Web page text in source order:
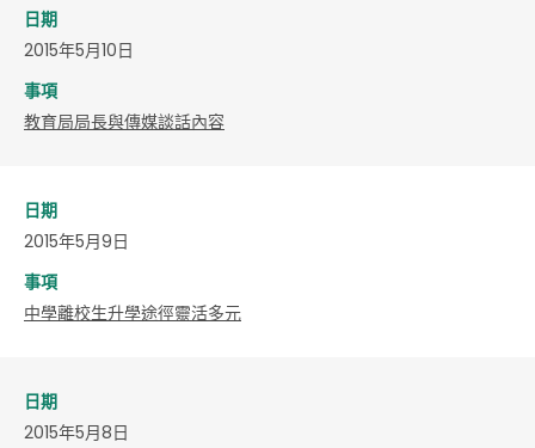
日期
2015年5月10日
事項
教育局局長與傳媒談話內容
日期
2015年5月9日
事項
中學離校生升學途徑靈活多元
日期
2015年5月8日